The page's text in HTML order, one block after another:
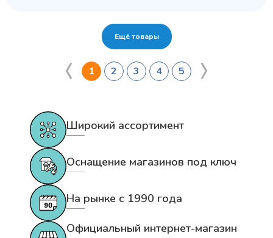
Ещё товары
1 2 3 4 5
Широкий ассортимент
Оснащение магазинов под ключ
На рынке с 1990 года
Официальный интернет-магазин